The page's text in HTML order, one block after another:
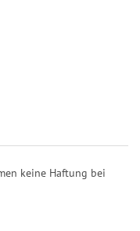
keine Haftung bei